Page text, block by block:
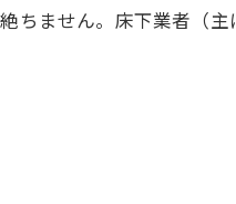
ちません。床下業者（